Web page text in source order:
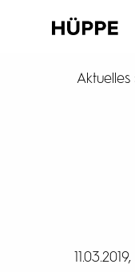
Aktuelles
11.03.2019